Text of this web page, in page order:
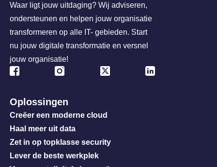
Waar ligt jouw uitdaging? Wij adviseren,
ondersteunen en helpen jouw organisatie
transformeren op alle IT- gebieden. Start
nu jouw digitale transformatie en versnel
jouw organisatie!
Oplossingen
Creëer een moderne cloud
Haal meer uit data
Zet in op topklasse security
Lever de beste werkplek